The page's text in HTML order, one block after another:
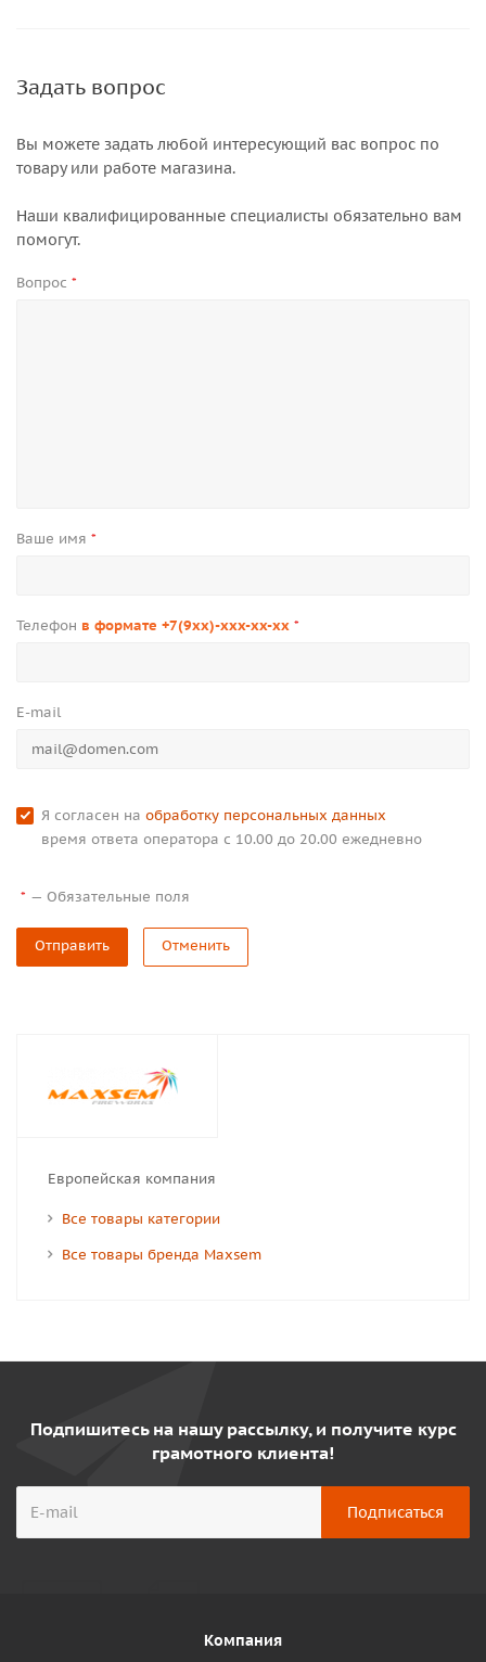
Задать вопрос
Вы можете задать любой интересующий вас вопрос по
товару или работе магазина.
Наши квалифицированные специалисты обязательно вам
помогут.
Вопрос *
Ваше имя *
Телефон в формате +7(9xx)-xxx-xx-xx *
E-mail
Я согласен на обработку персональных данных
время ответа оператора с 10.00 до 20.00 ежедневно
* — Обязательные поля
Отправить Отменить
Европейская компания
Все товары категории
Все товары бренда Maxsem
Подпишитесь на нашу рассылку, и получите курс
грамотного клиента!
Компания